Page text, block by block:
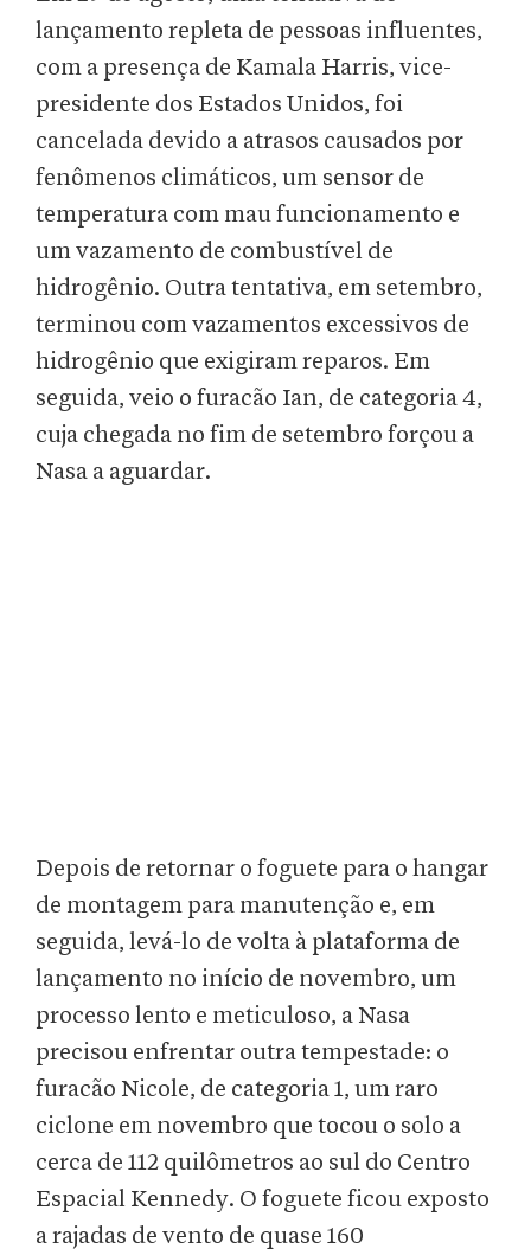
lançamento repleta de pessoas influentes,
com a presença de Kamala Harris, vice-
presidente dos Estados Unidos, foi
cancelada devido a atrasos causados por
fenômenos climáticos, um sensor de
temperatura com mau funcionamento e
um vazamento de combustível de
hidrogênio. Outra tentativa, em setembro,
terminou com vazamentos excessivos de
hidrogênio que exigiram reparos. Em
seguida, veio o furacão Ian, de categoria 4,
cuja chegada no fim de setembro forçou a
Nasa a aguardar.
Depois de retornar o foguete para o hangar
de montagem para manutenção e, em
seguida, levá-lo de volta à plataforma de
lançamento no início de novembro, um
processo lento e meticuloso, a Nasa
precisou enfrentar outra tempestade: o
furacão Nicole, de categoria 1, um raro
ciclone em novembro que tocou o solo a
cerca de 112 quilômetros ao sul do Centro
Espacial Kennedy. O foguete ficou exposto
a rajadas de vento de quase 160